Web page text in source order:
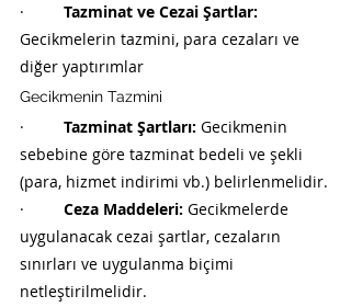
· Tazminat ve Cezai Şartlar:
Gecikmelerin tazmini, para cezaları ve
diğer yaptırımlar
Gecikmenin Tazmini
· Tazminat Şartları: Gecikmenin
sebebine göre tazminat bedeli ve şekli
(para, hizmet indirimi vb.) belirlenmelidir.
· Ceza Maddeleri: Gecikmelerde
uygulanacak cezai şartlar, cezaların
sınırları ve uygulanma biçimi
netleştirilmelidir.